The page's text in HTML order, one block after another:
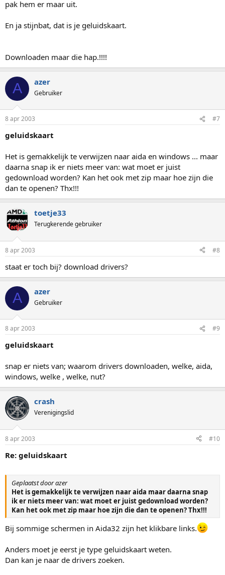
pak hem er maar uit.
En ja stijnbat, dat is je geluidskaart.
Downloaden maar die hap.!!!!
A azer
Gebruiker
8 apr 2003 #7
geluidskaart
Het is gemakkelijk te verwijzen naar aida en windows ... maar
daarna snap ik er niets meer van: wat moet er juist
gedownload worden? Kan het ook met zip maar hoe zijn die
dan te openen? Thx!!!
toetje33
Terugkerende gebruiker
8 apr 2003 #8
staat er toch bij? download drivers?
A azer
Gebruiker
8 apr 2003 #9
geluidskaart
snap er niets van; waarom drivers downloaden, welke, aida,
windows, welke , welke, nut?
crash
Verenigingslid
8 apr 2003 #10
Re: geluidskaart
Geplaatst door azer
Het is gemakkelijk te verwijzen naar aida maar daarna snap
ik er niets meer van: wat moet er juist gedownload worden?
Kan het ook met zip maar hoe zijn die dan te openen? Thx!!!
Bij sommige schermen in Aida32 zijn het klikbare links.
Anders moet je eerst je type geluidskaart weten.
Dan kan je naar de drivers zoeken.